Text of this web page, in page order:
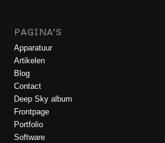
PAGINA’S
Apparatuur
Artikelen
Blog
Contact
Deep Sky album
Frontpage
Portfolio
Software